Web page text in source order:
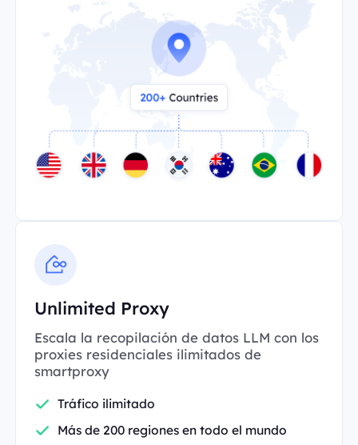
Unlimited Proxy
Escala la recopilación de datos LLM con los
proxies residenciales ilimitados de
smartproxy
Tráfico ilimitado
Más de 200 regiones en todo el mundo